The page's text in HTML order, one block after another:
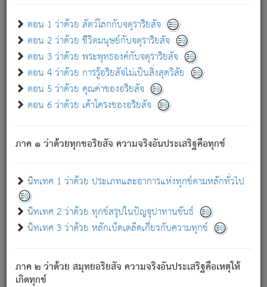
ตอน 1 ว่าด้วย สัตว์โลกกับจตุราริยสัจ
ตอน 2 ว่าด้วย ชีวิตมนุษย์กับจตุราริยสัจ
ตอน 3 ว่าด้วย พระพุทธองค์กับจตุราริยสัจ
ตอน 4 ว่าด้วย การรู้อริยสัจไม่เป็นสิ่งสุดวิสัย
ตอน 5 ว่าด้วย คุณค่าของอริยสัจ
ตอน 6 ว่าด้วย เค้าโครงของอริยสัจ
ภาค ๑ ว่าด้วยทุกขอริยสัจ ความจริงอันประเสริฐคือทุกข์
นิทเทศ 1 ว่าด้วย ประเภทและอาการแห่งทุกข์ตามหลักทั่วไป
นิทเทศ 2 ว่าด้วย ทุกข์สรุปในปัญจุปาทานขันธ์
นิทเทศ 3 ว่าด้วย หลักเบ็ดเตล็ดเกี่ยวกับความทุกข์
ภาค ๒ ว่าด้วย สมุทยอริยสัจ ความจริงอันประเสริฐคือเหตุให้
เกิดทุกข์
เขาเพลิดเพลินยิ่งนักในสิ่งใด สิ่งนั้นเป็นภัย (ที่เขาไม่รู้จัก)
เขากลัวต่อสิ่งใดสิ่งนั้นเป็นทุกข์
พรหมจรรย์นี้ อันบุคคลย่อมประพฤติ ก็เพื่อการละขาดซึ่ง
ภพ.
สมณะหรือพราหมณ์เหล่าใด กล่าวความหลุดพ้นจากภพว่า
มีได้เพราะภพ เรากล่าวว่า สมณะหรือพราหมณ์ทั้งปวงนั้น
มิใช่ผู้หลดพ้นจากภพ.
ภพ ว่ามีได้เพราะวิภพ[2]: เรากล่าวว่า สมณะหรือพราหมณ์ทั้ง
ปวงนั้น ก็ยังสลัดภพออกไปไม่ได้.
ก็ทุกข์นี้มีขึ้น เพราะอาศัยซึ่งอุปธิทั้งปวง.
เพราะความสิ้นไปแห่งอุปาทานทั้งปวง ความเกิดขึ้นแห่ง
ทุกข์จึงไม่มี.
ท่านจงดูโลกนี้เถิด (จะเห็นว่า) สัตว์ทั้งหลายอันอวิชาหนา
แน่นบังหนาแล้ว; และว่า สัตว์ผู้ยินดีในภพอันเป็นแล้วนั้น ย่อม
อันเป็นไปในที่หรือเวลาทั้งปวง[3]เพื่อความมีแห่งประโยชน์โดย
ประการทั้งปวง; ภพทั้งหลายทั้งหมดนั้น ไม่เที่ยง เป็นทุกข์ มี